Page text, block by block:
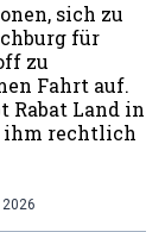
sich zu
für
zu
Fahrt auf.
Rabat Land in
ihm rechtlich
2026